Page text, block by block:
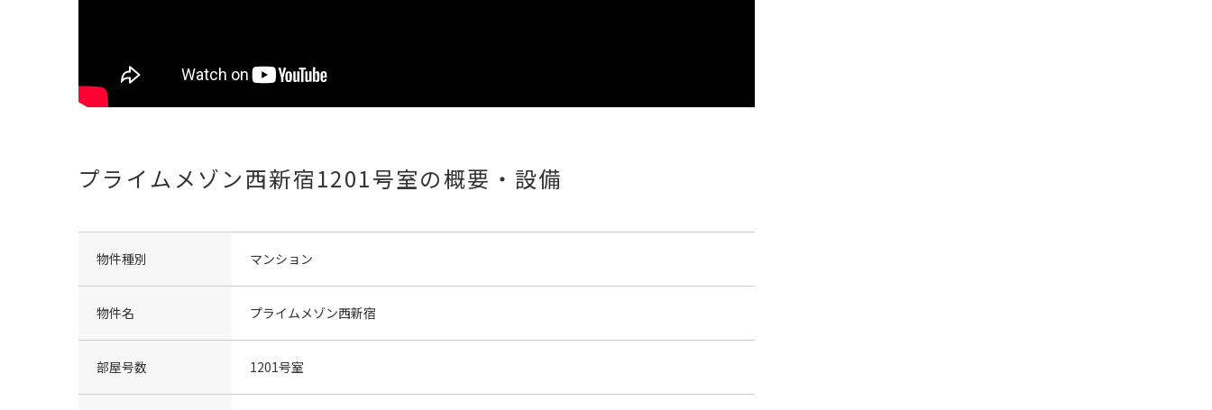
プライムメゾン西新宿1201号室の概要・設備
物件種別 マンション
物件名 プライムメゾン西新宿
部屋号数 1201号室